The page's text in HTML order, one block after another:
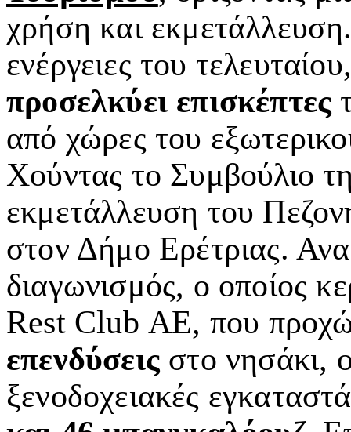
χρήση και
ενέργειες του
προσελκύει επισκέπτες
από χώρες του
Χούντας το Συμβούλιο
εκμετάλλευση του
στον Δήμο Ερέτριας.
διαγωνισμός, ο οποίος
Rest Club ΑΕ, που
επενδύσεις στο νησάκι,
ξενοδοχειακές